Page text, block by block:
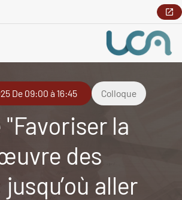
De 09:00 à 16:45 Colloque
la
des
aller